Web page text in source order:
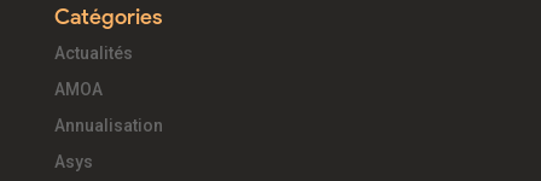
Catégories
Actualités
AMOA
Annualisation
Asys